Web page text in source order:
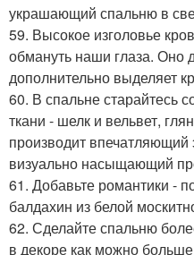
украшающий спальню в
59. Высокое изголовье
обмануть наши глаза. Оно
дополнительно выделяет
60. В спальне старайтесь
ткани - шелк и вельвет,
производит
визуально насыщающий
61. Добавьте романтики -
балдахин из белой
62. Сделайте спальню
в декоре как можно